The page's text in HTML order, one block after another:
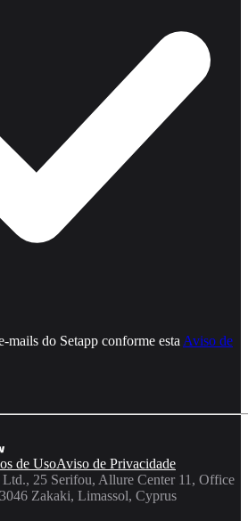
do Setapp conforme esta Aviso de
de UsoAviso de Privacidade
25 Serifou, Allure Center 11, Office
Zakaki, Limassol, Cyprus